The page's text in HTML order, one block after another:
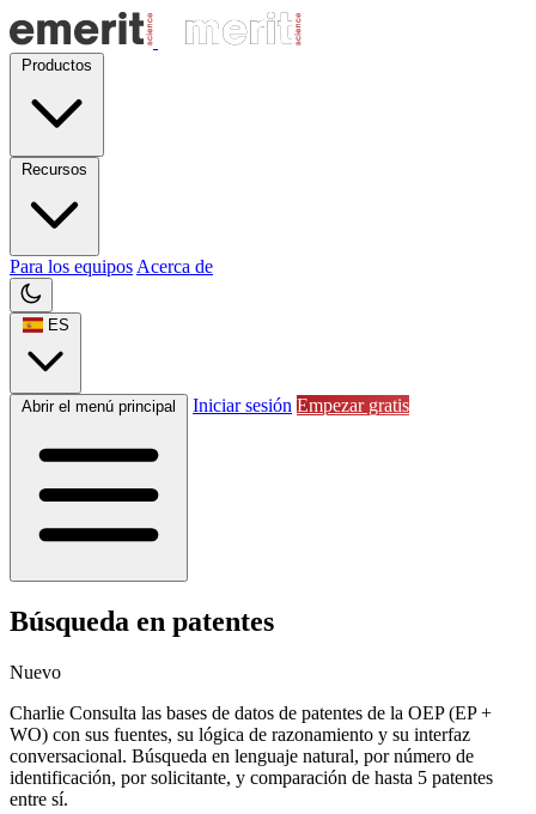
Productos
Recursos
Para los equipos Acerca de
Abrir el menú principal Iniciar sesión Empezar gratis
Búsqueda en patentes
Nuevo
Charlie Consulta las bases de datos de patentes de la OEP (EP +
WO) con sus fuentes, su lógica de razonamiento y su interfaz
conversacional. Búsqueda en lenguaje natural, por número de
identificación, por solicitante, y comparación de hasta 5 patentes
entre sí.